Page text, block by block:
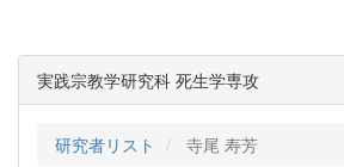
実践宗教学研究科 死生学専攻
研究者リスト 寺尾 寿芳